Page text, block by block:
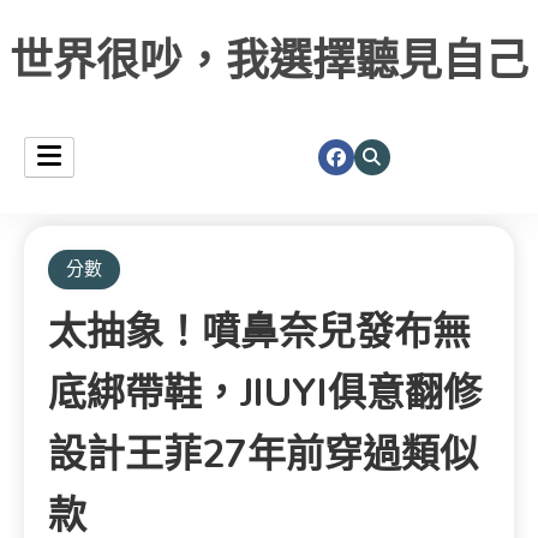
世界很吵，我選擇聽見自己
分數
太抽象！噴鼻奈兒發布無
底綁帶鞋，JIUYI俱意翻修
設計王菲27年前穿過類似
款